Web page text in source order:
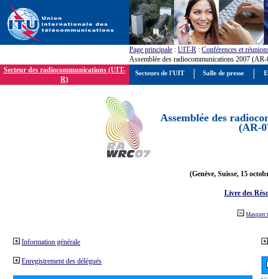
Page principale : UIT-R : Conférences et
Assemblée des radiocommunications 2007
Secteur des radiocommunications (UIT-
R)
Assemblée des
(AR-
(Genève, Suisse, 15
Livre des
Masquer
Information générale
Enregistrement des délégués
Secteurs de l'UIT Salle de presse